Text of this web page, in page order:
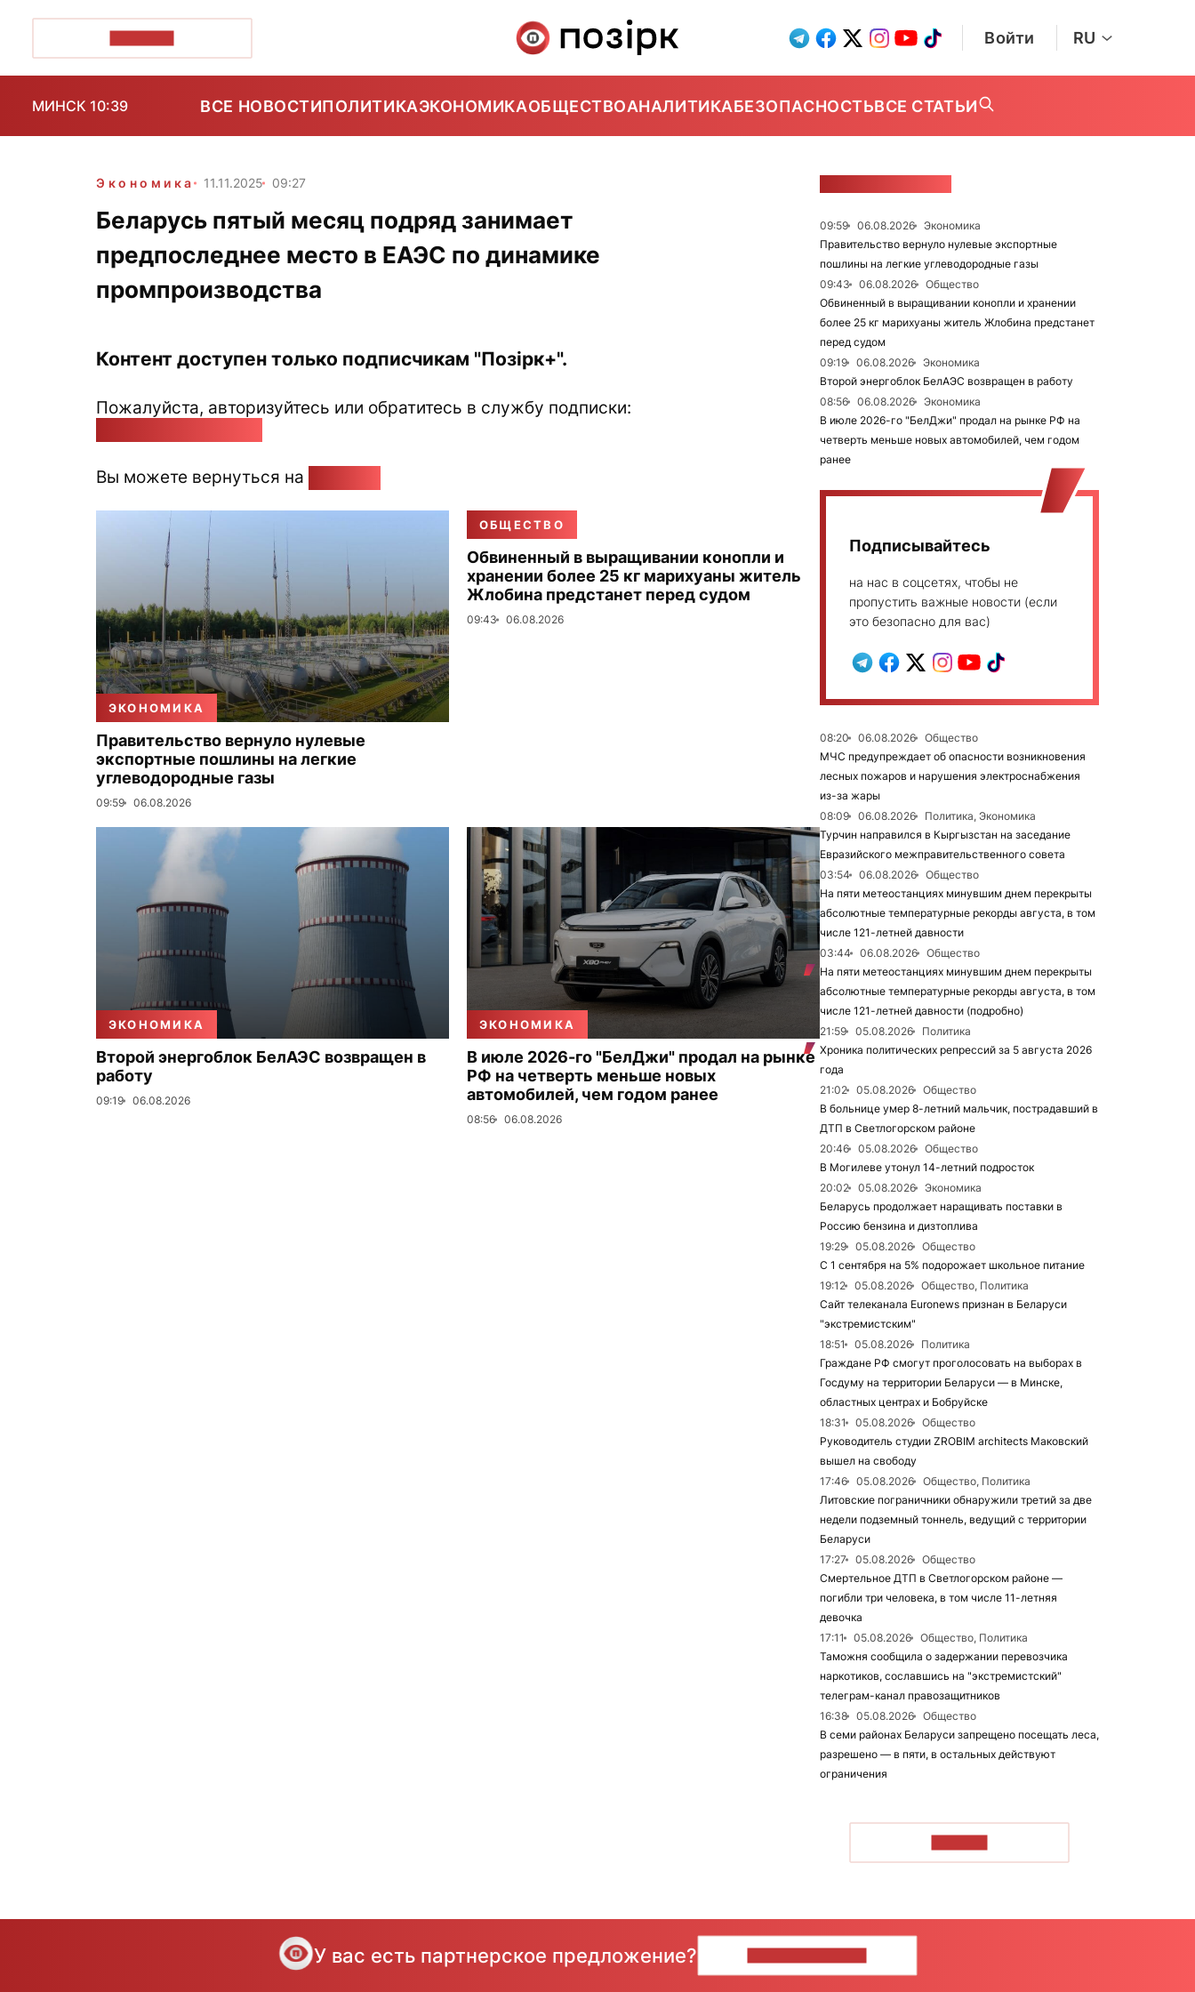
Войти RU
МИНСК 10:39 ВСЕ НОВОСТИПОЛИТИКАЭКОНОМИКАОБЩЕСТВОАНАЛИТИКАБЕЗОПАСНОСТЬВСЕ СТАТЬИ
Экономика 11.11.2025 09:27
Беларусь пятый месяц подряд занимает
предпоследнее место в ЕАЭС по динамике
промпроизводства
Контент доступен только подписчикам "Позірк+".
Пожалуйста, авторизуйтесь или обратитесь в службу подписки:
Вы можете вернуться на
ЭКОНОМИКА
Правительство вернуло нулевые
экспортные пошлины на легкие
углеводородные газы
09:59 06.08.2026
ОБЩЕСТВО
Обвиненный в выращивании конопли и
хранении более 25 кг марихуаны житель
Жлобина предстанет перед судом
09:43 06.08.2026
ЭКОНОМИКА
Второй энергоблок БелАЭС возвращен в
работу
09:19 06.08.2026
ЭКОНОМИКА
В июле 2026-го "БелДжи" продал на рынке
РФ на четверть меньше новых
автомобилей, чем годом ранее
08:56 06.08.2026
09:59 06.08.2026
Экономика
Правительство вернуло нулевые экспортные
пошлины на легкие углеводородные газы
09:43
06.08.2026
Общество
Обвиненный в выращивании конопли и хранении
более 25 кг марихуаны житель Жлобина предстанет
перед судом
09:19
06.08.2026
Экономика
Второй энергоблок БелАЭС возвращен в работу
08:56
06.08.2026
Экономика
В июле 2026-го "БелДжи" продал на рынке РФ на
четверть меньше новых автомобилей, чем годом
ранее
Подписывайтесь
на нас в соцсетях, чтобы не
пропустить важные новости (если
это безопасно для вас)
08:20 06.08.2026
Общество
МЧС предупреждает об опасности возникновения
лесных пожаров и нарушения электроснабжения
из-за жары
08:09
06.08.2026
Политика, Экономика
Турчин направился в Кыргызстан на заседание
Евразийского межправительственного совета
03:54
06.08.2026
Общество
На пяти метеостанциях минувшим днем перекрыты
абсолютные температурные рекорды августа, в том
числе 121-летней давности
03:44
06.08.2026
Общество
На пяти метеостанциях минувшим днем перекрыты
абсолютные температурные рекорды августа, в том
числе 121-летней давности (подробно)
21:59
05.08.2026
Политика
Хроника политических репрессий за 5 августа 2026
года
21:02
05.08.2026
Общество
В больнице умер 8-летний мальчик, пострадавший в
ДТП в Светлогорском районе
20:46
05.08.2026
Общество
В Могилеве утонул 14-летний подросток
20:02
05.08.2026
Экономика
Беларусь продолжает наращивать поставки в
Россию бензина и дизтоплива
19:29
05.08.2026
Общество
С 1 сентября на 5% подорожает школьное питание
19:12
05.08.2026
Общество, Политика
Сайт телеканала Euronews признан в Беларуси
"экстремистским"
18:51
05.08.2026
Политика
Граждане РФ смогут проголосовать на выборах в
Госдуму на территории Беларуси — в Минске,
областных центрах и Бобруйске
18:31
05.08.2026
Общество
Руководитель студии ZROBIM architects Маковский
вышел на свободу
17:46
05.08.2026
Общество, Политика
Литовские пограничники обнаружили третий за две
недели подземный тоннель, ведущий с территории
Беларуси
17:27
05.08.2026
Общество
Смертельное ДТП в Светлогорском районе —
погибли три человека, в том числе 11-летняя
девочка
17:11
05.08.2026
Общество, Политика
Таможня сообщила о задержании перевозчика
наркотиков, сославшись на "экстремистский"
телеграм-канал правозащитников
16:38
05.08.2026
Общество
В семи районах Беларуси запрещено посещать леса,
разрешено — в пяти, в остальных действуют
ограничения
У вас есть партнерское предложение?